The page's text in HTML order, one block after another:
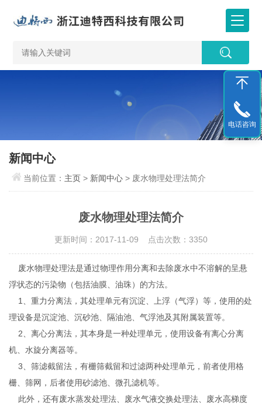
新闻中心
当前位置： 主页 > 新闻中心 > 废水物理处理法简介
废水物理处理法简介
更新时间：2017-11-09 点击次数：3350
废水物理处理法是通过物理作用分离和去除废水中不溶解的呈悬
浮状态的污染物（包括油膜、油珠）的方法。
1、重力分离法，其处理单元有沉淀、上浮（气浮）等，使用的处
理设备是沉淀池、沉砂池、隔油池、气浮池及其附属装置等。
2、离心分离法，其本身是一种处理单元，使用设备有离心分离
机、水旋分离器等。
3、筛滤截留法，有栅筛截留和过滤两种处理单元，前者使用格
栅、筛网，后者使用砂滤池、微孔滤机等。
此外，还有废水蒸发处理法、废水气液交换处理法、废水高梯度
电话咨询